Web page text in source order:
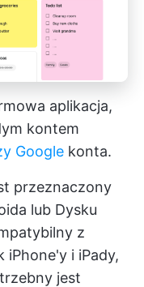
aplikacja,
kontem
Google konta.
przeznaczony
lub Dysku
z
iPhone'y i iPady,
jest